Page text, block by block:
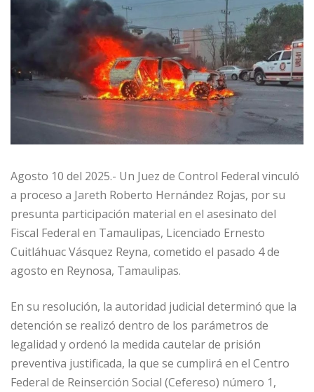
Agosto 10 del 2025.- Un Juez de Control Federal vinculó
a proceso a Jareth Roberto Hernández Rojas, por su
presunta participación material en el asesinato del
Fiscal Federal en Tamaulipas, Licenciado Ernesto
Cuitláhuac Vásquez Reyna, cometido el pasado 4 de
agosto en Reynosa, Tamaulipas.
En su resolución, la autoridad judicial determinó que la
detención se realizó dentro de los parámetros de
legalidad y ordenó la medida cautelar de prisión
preventiva justificada, la que se cumplirá en el Centro
Federal de Reinserción Social (Cefereso) número 1,